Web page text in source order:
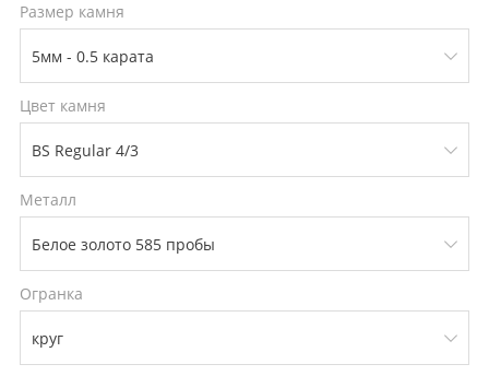
Размер камня
Цвет камня
Металл
Огранка